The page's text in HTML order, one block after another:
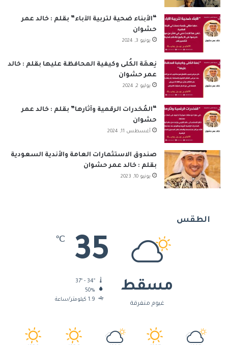
“الأبناء ضحية لتربية الآباء” بقلم : خالد عمر
حشوان
يونيو 3, 2024
نِعمَة الكُلى وكيفية المحافظة عليها بقلم : خالد
عمر حشوان
يوليو 2, 2024
“المُخدرات الرقمية وآثارها” بقلم : خالد عمر
حشوان
أغسطس 11, 2024
صندوق الاستثمارات العامة والأندية السعودية
بقلم : خالد عمر حشوان
يونيو 10, 2023
الطقس
مسقط
غيوم متفرقة
35
℃
50%
1.9 كيلومتر/ساعة